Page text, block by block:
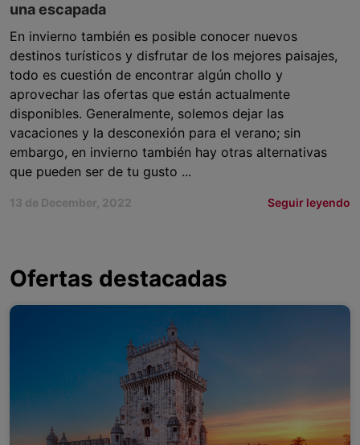
una escapada
En invierno también es posible conocer nuevos
destinos turísticos y disfrutar de los mejores paisajes,
todo es cuestión de encontrar algún chollo y
aprovechar las ofertas que están actualmente
disponibles. Generalmente, solemos dejar las
vacaciones y la desconexión para el verano; sin
embargo, en invierno también hay otras alternativas
que pueden ser de tu gusto ...
13 de December, 2022 Seguir leyendo
Ofertas destacadas